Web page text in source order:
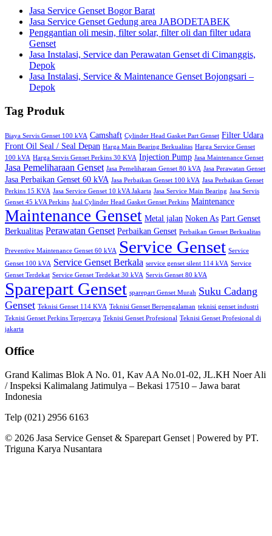
Jasa Service Genset Bogor Barat
Jasa Service Genset Gedung area JABODETABEK
Penggantian oli mesin, filter solar, filter oli dan filter udara
Genset
Jasa Instalasi, Service dan Perawatan Genset di Cimanggis,
Depok
Jasa Instalasi, Service & Maintenance Genset Bojongsari –
Depok
Tag Produk
Biaya Servis Genset 100 kVA Camshaft Cylinder Head Gasket Part Genset Filter Udara
Front Oil Seal / Seal Depan Harga Main Bearing Berkualitas Harga Service Genset
100 kVA Harga Servis Genset Perkins 30 KVA Injection Pump Jasa Maintenance Genset
Jasa Pemeliharaan Genset Jasa Pemeliharaan Genset 80 kVA Jasa Perawatan Genset
Jasa Perbaikan Genset 60 kVA Jasa Perbaikan Genset 100 kVA Jasa Perbaikan Genset
Perkins 15 KVA Jasa Service Genset 10 kVA Jakarta Jasa Service Main Bearing Jasa Servis
Genset 45 kVA Perkins Jual Cylinder Head Gasket Genset Perkins Maintenance
Maintenance Genset Metal jalan Noken As Part Genset
Berkualitas Perawatan Genset Perbaikan Genset Perbaikan Genset Berkualitas
Preventive Maintenance Genset 60 kVA Service Genset Service
Genset 100 kVA Service Genset Berkala service genset silent 114 kVA Service
Genset Terdekat Service Genset Terdekat 30 kVA Servis Genset 80 kVA
Sparepart Genset sparepart Genset Murah Suku Cadang
Genset Teknisi Genset 114 KVA Teknisi Genset Berpengalaman teknisi genset industri
Teknisi Genset Perkins Terpercaya Teknisi Genset Profesional Teknisi Genset Profesional di
jakarta
Office
Grand Kalimas Blok A No. 01, Kav AA No.01-02, JL.KH Noer Ali
/ Inspeksi Kalimalang Jatimulya – Bekasi 17510 – Jawa barat
Indonesia
Telp (021) 2956 6163
© 2026 Jasa Service Genset & Sparepart Genset | Powered by PT.
Triguna Karya Nusantara